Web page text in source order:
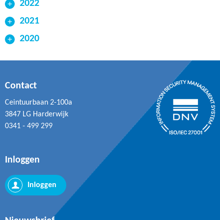
Nieuwsbrief februari
Nieuwsbrief november
Nieuwsbrief oktober
2022
Speciale nieuwsbrief uitgave
2021
Nieuwsbrief november 2021
2020
Speciale RI&E editie 1 december 2020
Nieuwsbrief 4 november 2020
Contact
Ceintuurbaan 2-100a
3847 LG Harderwijk
0341 - 499 299
Inloggen
Inloggen